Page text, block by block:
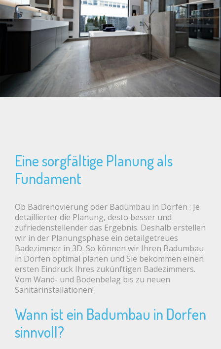
Eine sorgfältige Planung als
Fundament
Ob Badrenovierung oder Badumbau in Dorfen : Je
detaillierter die Planung, desto besser und
zufriedenstellender das Ergebnis. Deshalb erstellen
wir in der Planungsphase ein detailgetreues
Badezimmer in 3D. So können wir Ihren Badumbau
in Dorfen optimal planen und Sie bekommen einen
ersten Eindruck Ihres zukünftigen Badezimmers.
Vom Wand- und Bodenbelag bis zu neuen
Sanitärinstallationen!
Wann ist ein Badumbau in Dorfen
sinnvoll?